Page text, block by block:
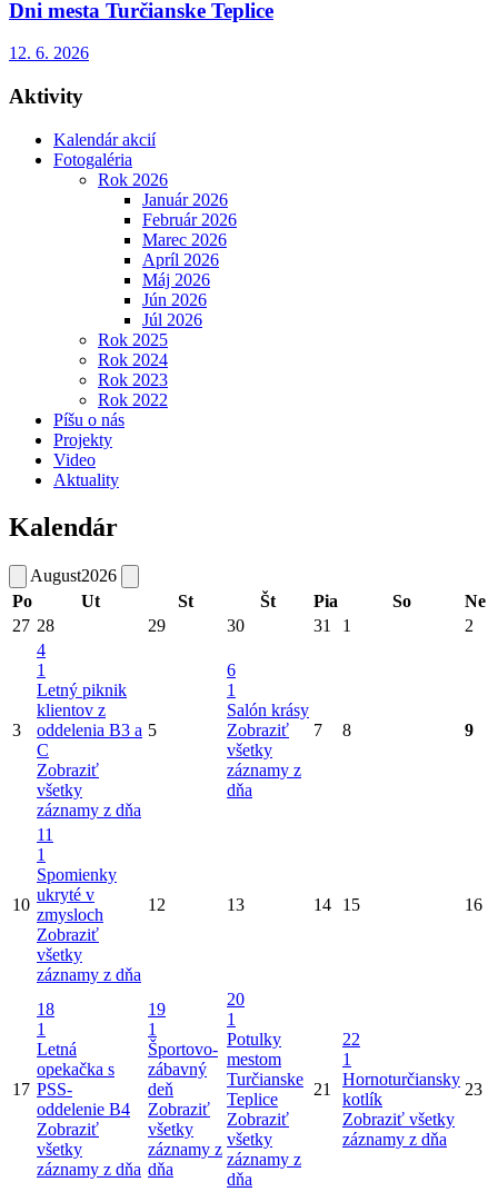
Dni mesta Turčianske Teplice
12. 6. 2026
Aktivity
Kalendár akcií
Fotogaléria
Rok 2026
Január 2026
Február 2026
Marec 2026
Apríl 2026
Máj 2026
Jún 2026
Júl 2026
Rok 2025
Rok 2024
Rok 2023
Rok 2022
Píšu o nás
Projekty
Video
Aktuality
Kalendár
August2026
Po
Ut St Št Pia So
Ne
27 28 29 30 31 1 2
3
4
1
Letný piknik
klientov z
oddelenia B3 a
C
Zobraziť
všetky
záznamy z dňa
5
6
1
Salón krásy
Zobraziť
všetky
záznamy z
dňa
7 8 9
10
11
1
Spomienky
ukryté v
zmysloch
Zobraziť
všetky
záznamy z dňa
12 13 14 15 16
17
18
1
Letná
opekačka s
PSS-
oddelenie B4
Zobraziť
všetky
záznamy z dňa
19
1
Športovo-
zábavný
deň
Zobraziť
všetky
záznamy z
dňa
20
1
Potulky
mestom
Turčianske
Teplice
Zobraziť
všetky
záznamy z
dňa
21
22
1
Hornoturčiansky
kotlík
Zobraziť všetky
záznamy z dňa
23